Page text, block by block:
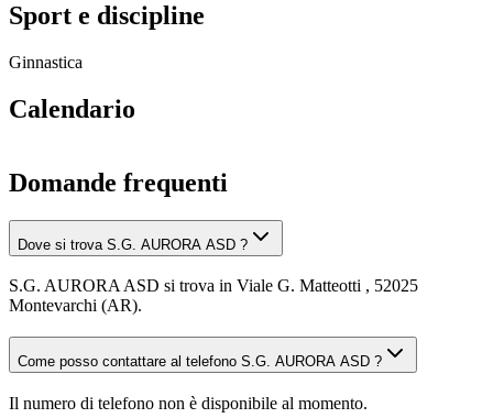
Sport e discipline
Ginnastica
Calendario
Domande frequenti
Dove si trova S.G. AURORA ASD ?
S.G. AURORA ASD si trova in Viale G. Matteotti , 52025
Montevarchi (AR).
Come posso contattare al telefono S.G. AURORA ASD ?
Il numero di telefono non è disponibile al momento.